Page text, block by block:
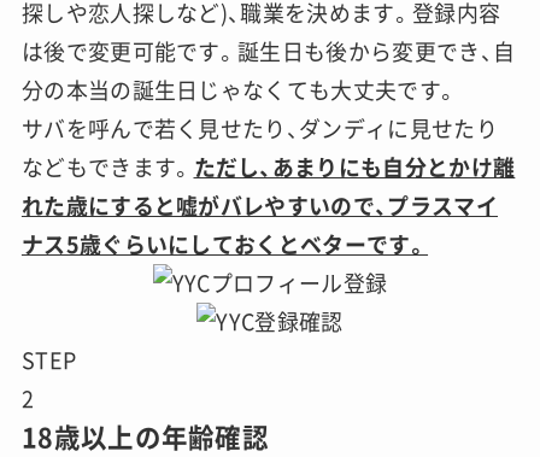
探しや恋人探しなど)、職業を決めます。登録内容
は後で変更可能です。誕生日も後から変更でき、自
分の本当の誕生日じゃなくても大丈夫です。
サバを呼んで若く見せたり、ダンディに見せたり
などもできます。 ただし、あまりにも自分とかけ離
れた歳にすると嘘がバレやすいので、プラスマイ
ナス5歳ぐらいにしておくとベターです。
STEP
2
18歳以上の年齢確認